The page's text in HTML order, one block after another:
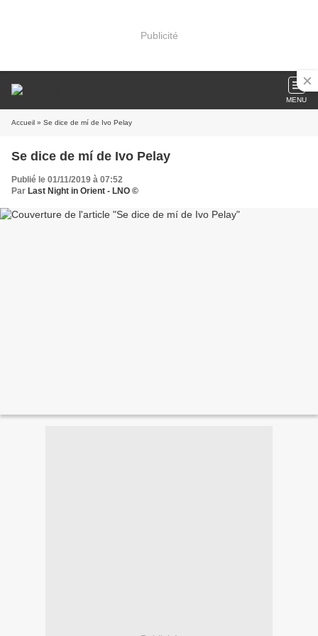
Publicité
MENU
Accueil » Se dice de mí de Ivo Pelay
Se dice de mí de Ivo Pelay
Publié le 01/11/2019 à 07:52
Par Last Night in Orient - LNO ©